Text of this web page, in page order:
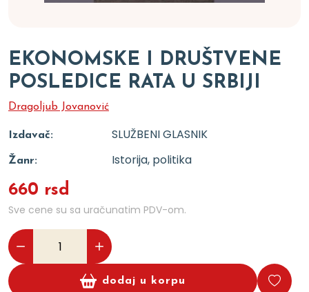
EKONOMSKE I DRUŠTVENE
POSLEDICE RATA U SRBIJI
Dragoljub Jovanović
Izdavač: SLUŽBENI GLASNIK
Žanr: Istorija, politika
660 rsd
Sve cene su sa uračunatim PDV-om.
dodaj u korpu